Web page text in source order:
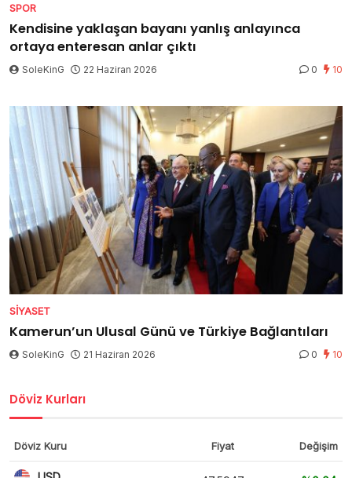
SPOR
Kendisine yaklaşan bayanı yanlış anlayınca
ortaya enteresan anlar çıktı
SoleKinG 22 Haziran 2026 0 10
SIYASET
Kamerun’un Ulusal Günü ve Türkiye Bağlantıları
SoleKinG 21 Haziran 2026 0 10
Döviz Kurları
Döviz Kuru Fiyat Değişim